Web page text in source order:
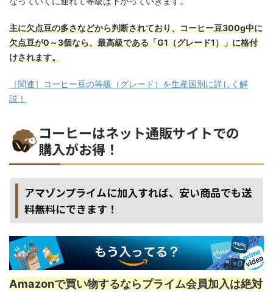
主に欠点豆の多さなどから判断されており、コーヒー豆300g中に
欠点豆が0～3個なら、最高級である「G1（グレード1）」に格付
けされます。
［関連］コーヒー豆の等級（グレード）を生産国別に詳しく解
説！
コーヒーはネット通販サイトでの
購入がお得！
アマゾンプライムに加入すれば、安い商品でも送
料無料にできます！
Amazonで買い物するならプライム会員加入は絶対